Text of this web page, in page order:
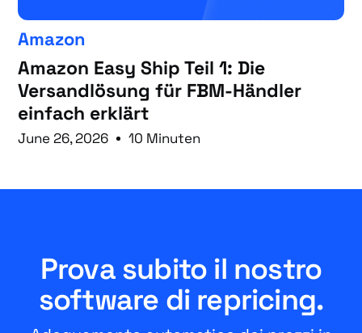
Amazon
Amazon Easy Ship Teil 1: Die
Versandlösung für FBM-Händler
einfach erklärt
June 26, 2026 10 Minuten
Prova subito il nostro
software di repricing.